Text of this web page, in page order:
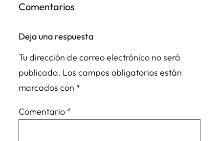
Comentarios
Deja una respuesta
Tu dirección de correo electrónico no será
publicada. Los campos obligatorios están
marcados con *
Comentario *